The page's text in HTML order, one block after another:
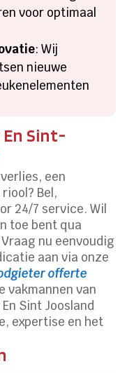
voor optimaal
: Wij
nieuwe
Sint-
een
Bel,
24/7 service. Wil
toe bent qua
nu eenvoudig
aan via onze
offerte
vakmannen van
Sint Joosland
expertise en het